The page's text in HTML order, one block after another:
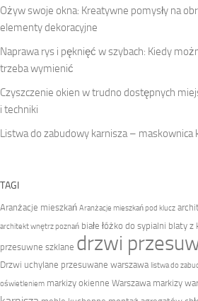
Ożyw swoje okna: Kreatywne pomysły na
elementy dekoracyjne
Naprawa rys i pęknięć w szybach: Kiedy
trzeba wymienić
Czyszczenie okien w trudno dostępnych
i techniki
Listwa do zabudowy karnisza – maskownica
TAGI
Aranżacje mieszkań Aranżacje mieszkań pod klucz
architekt wnętrz poznań białe łóżko do sypialni blaty z
przesuwne szklane drzwi
Drzwi uchylane przesuwane warszawa listwa do
oświetleniem markizy okienne Warszawa markizy